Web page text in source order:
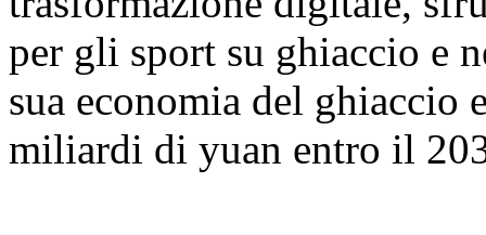
per gli sport su ghiaccio e
sua economia del ghiaccio
miliardi di yuan entro il